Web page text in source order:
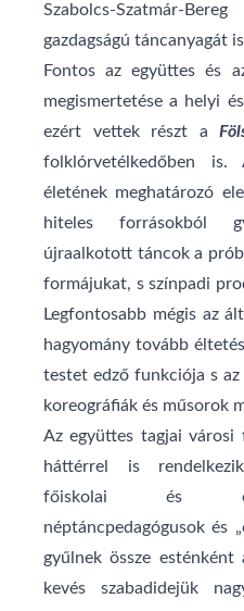
Szabolcs-Szatmár-
gazdagságú táncanyagát
Fontos az együttes és
megismertetése a helyi
ezért vettek részt a
folklórvetélkedőben
életének meghatározó
hiteles forrásokból
újraalkotott táncok a
formájukat, s színpadi
Legfontosabb mégis az
hagyomány tovább
testet edző funkciója s
koreográfiák és műsorok
Az együttes tagjai városi
háttérrel is
főiskolai és
néptáncpedagógusok és
gyűlnek össze esténként
kevés szabadidejük